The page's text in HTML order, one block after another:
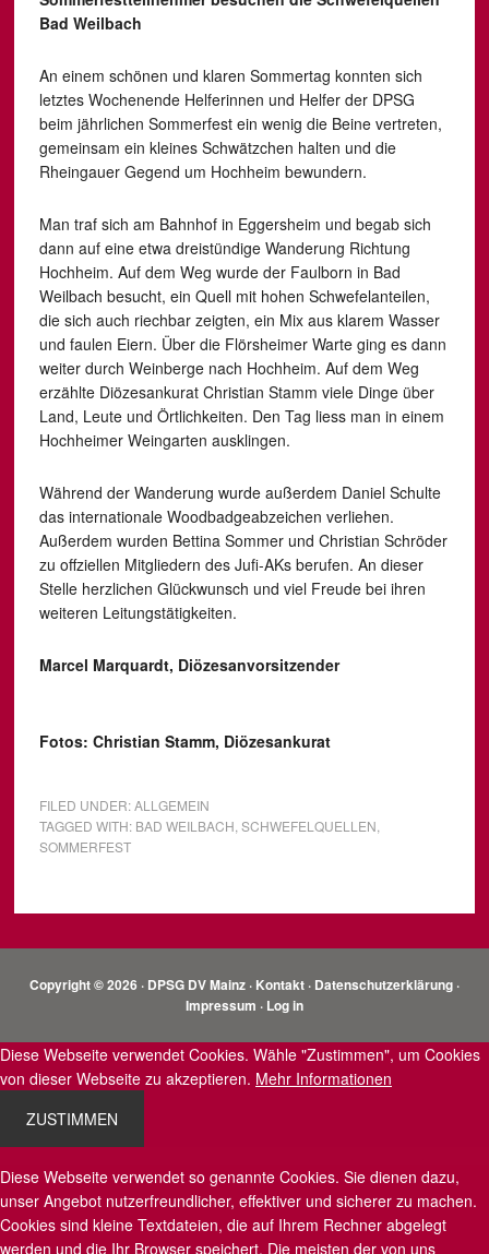
Bad Weilbach
An einem schönen und klaren Sommertag konnten sich
letztes Wochenende Helferinnen und Helfer der DPSG
beim jährlichen Sommerfest ein wenig die Beine vertreten,
gemeinsam ein kleines Schwätzchen halten und die
Rheingauer Gegend um Hochheim bewundern.
Man traf sich am Bahnhof in Eggersheim und begab sich
dann auf eine etwa dreistündige Wanderung Richtung
Hochheim. Auf dem Weg wurde der Faulborn in Bad
Weilbach besucht, ein Quell mit hohen Schwefelanteilen,
die sich auch riechbar zeigten, ein Mix aus klarem Wasser
und faulen Eiern. Über die Flörsheimer Warte ging es dann
weiter durch Weinberge nach Hochheim. Auf dem Weg
erzählte Diözesankurat Christian Stamm viele Dinge über
Land, Leute und Örtlichkeiten. Den Tag liess man in einem
Hochheimer Weingarten ausklingen.
Während der Wanderung wurde außerdem Daniel Schulte
das internationale Woodbadgeabzeichen verliehen.
Außerdem wurden Bettina Sommer und Christian Schröder
zu offziellen Mitgliedern des Jufi-AKs berufen. An dieser
Stelle herzlichen Glückwunsch und viel Freude bei ihren
weiteren Leitungstätigkeiten.
Marcel Marquardt, Diözesanvorsitzender
Fotos: Christian Stamm, Diözesankurat
FILED UNDER:ALLGEMEIN
TAGGED WITH: BAD WEILBACH SCHWEFELQUELLEN
SOMMERFEST
Copyright © 2026 · DPSG DV Mainz · Kontakt · Datenschutzerklärung ·
Impressum · Log in
Diese Webseite verwendet Cookies. Wähle "Zustimmen", um Cookies
von dieser Webseite zu akzeptieren. Mehr Informationen
ZUSTIMMEN
Diese Webseite verwendet so genannte Cookies. Sie dienen dazu,
unser Angebot nutzerfreundlicher, effektiver und sicherer zu machen.
Cookies sind kleine Textdateien, die auf Ihrem Rechner abgelegt
werden und die Ihr Browser speichert. Die meisten der von uns